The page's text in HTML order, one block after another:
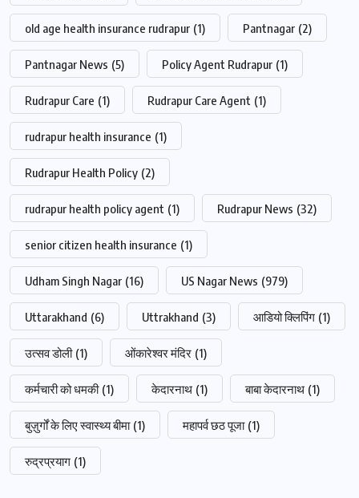
old age health insurance rudrapur (1) Pantnagar (2)
Pantnagar News (5) Policy Agent Rudrapur (1)
Rudrapur Care (1) Rudrapur Care Agent (1)
rudrapur health insurance (1)
Rudrapur Health Policy (2)
rudrapur health policy agent (1) Rudrapur News (32)
senior citizen health insurance (1)
Udham Singh Nagar (16) US Nagar News (979)
Uttarakhand (6) Uttrakhand (3) आडियो क्लिपिंग (1)
उत्सव डोली (1) ओंकारेश्वर मंदिर (1)
कर्मचारी को धमकी (1) केदारनाथ (1) बाबा केदारनाथ (1)
बुज़ुर्गों के लिए स्वास्थ्य बीमा (1) महापर्व छठ पूजा (1)
रुद्रप्रयाग (1)